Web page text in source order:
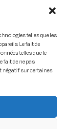
telles que les
Le fait de
telles que le
fait de ne pas
négatif sur certaines